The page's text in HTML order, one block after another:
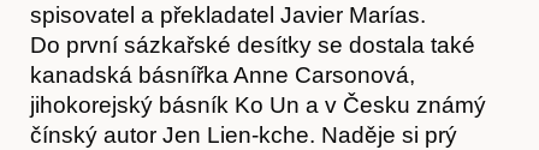
Články
spisovatel a překladatel Javier Marías.
Do první sázkařské desítky se dostala také
kanadská básnířka Anne Carsonová,
jihokorejský básník Ko Un a v Česku známý
čínský autor Jen Lien-kche. Naděje si prý